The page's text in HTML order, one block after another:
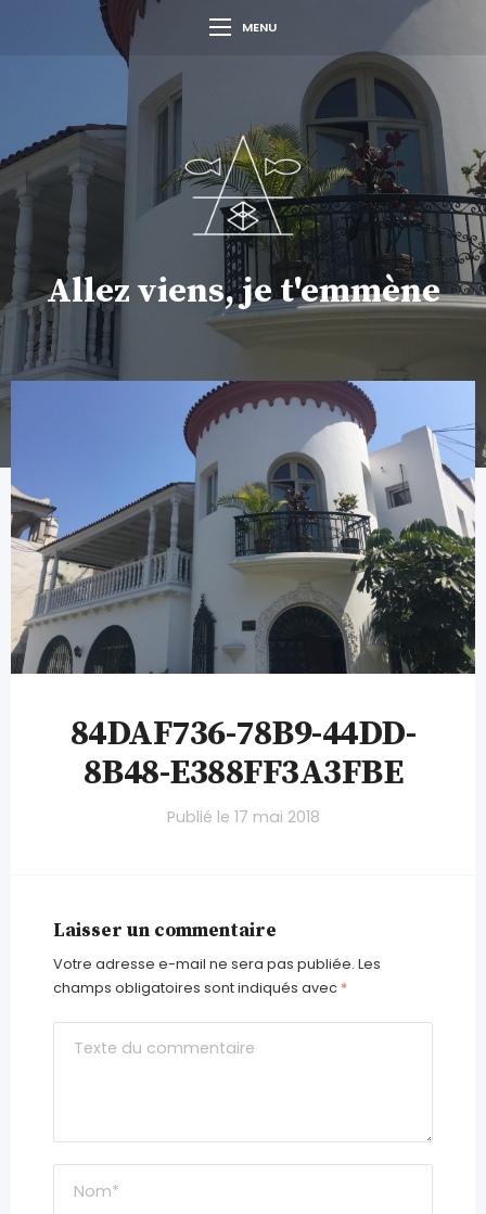
MENU
Allez viens, je t'emmène
84DAF736-78B9-44DD-
8B48-E388FF3A3FBE
Publié le 17 mai 2018
Laisser un commentaire
Votre adresse e-mail ne sera pas publiée. Les
champs obligatoires sont indiqués avec *